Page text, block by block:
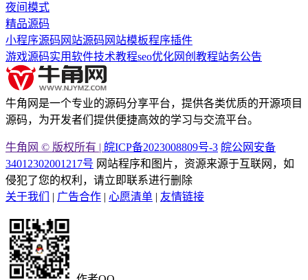
夜间模式
精品源码
小程序源码 网站源码 网站模板程序插件
游戏源码实用软件技术教程seo优化网创教程站务公告
牛角网是一个专业的源码分享平台，提供各类优质的开源项目
源码，为开发者们提供便捷高效的学习与交流平台。
牛角网 © 版权所有 | 皖ICP备2023008809号-3 皖公网安备
34012302001217号 网站程序和图片，资源来源于互联网，如
侵犯了您的权利，请立即联系进行删除
关于我们
| 广告合作 | 心愿清单 | 友情链接